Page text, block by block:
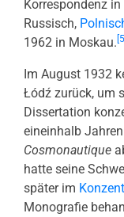
Korrespondenz
Russisch,
1962 in Moskau.
Im August 1932
Łódź zurück, um
Dissertation
eineinhalb
Cosmonautique
hatte seine
später im
Monografie